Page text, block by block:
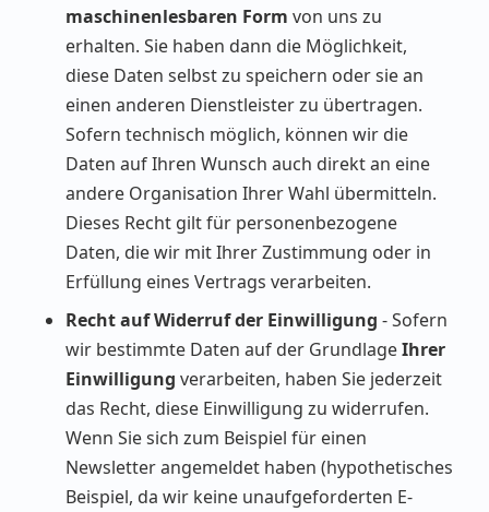
maschinenlesbaren Form von uns zu
erhalten. Sie haben dann die Möglichkeit,
diese Daten selbst zu speichern oder sie an
einen anderen Dienstleister zu übertragen.
Sofern technisch möglich, können wir die
Daten auf Ihren Wunsch auch direkt an eine
andere Organisation Ihrer Wahl übermitteln.
Dieses Recht gilt für personenbezogene
Daten, die wir mit Ihrer Zustimmung oder in
Erfüllung eines Vertrags verarbeiten.
Recht auf Widerruf der Einwilligung - Sofern
wir bestimmte Daten auf der GrundlageIhrer
Einwilligung verarbeiten, haben Sie jederzeit
das Recht, diese Einwilligung zu widerrufen.
Wenn Sie sich zum Beispiel für einen
Newsletter angemeldet haben (hypothetisches
Beispiel, da wir keine unaufgeforderten E-